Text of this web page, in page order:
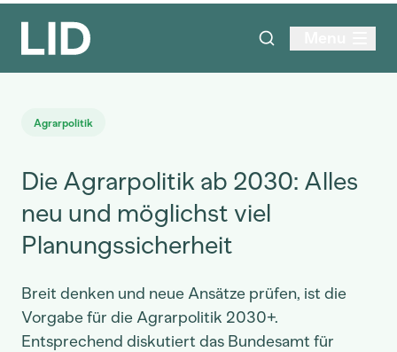
Agrarpolitik
Die Agrarpolitik ab 2030: Alles
neu und möglichst viel
Planungssicherheit
Breit denken und neue Ansätze prüfen, ist die
Vorgabe für die Agrarpolitik 2030+.
Entsprechend diskutiert das Bundesamt für